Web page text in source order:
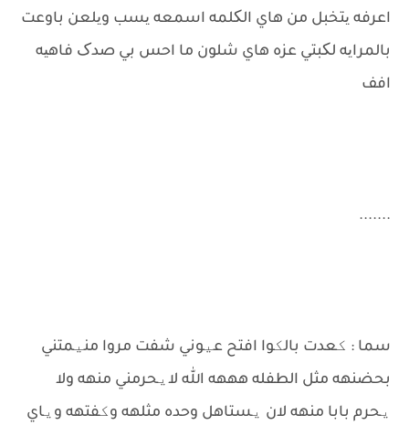
اعرفه یتخبل من هاي الکلمه اسمعه یسب ویلعن باوعت
بالمرایه لکبتي عزه هاي شلون ما احس بي صدک فاهیه
افف
.......
سما : کعدت بالکوا افتح عیوني شفت مروا منیمتني
بحضنهه مثل الطفله هههه الله لایحرمني منهه ولا
یحرم بابا منهه لان یستاهل وحده مثلهه وکفتهه ویاي